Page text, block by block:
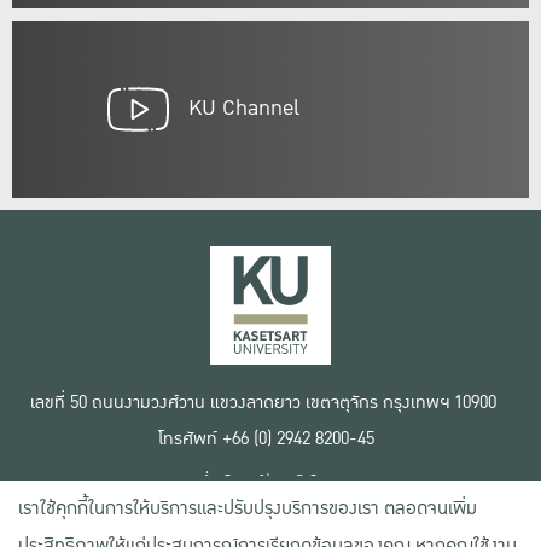
KU Channel
เลขที่ 50 ถนนงามวงศ์วาน แขวงลาดยาว เขตจตุจักร กรุงเทพฯ 10900
โทรศัพท์ +66 (0) 2942 8200-45
เงื่อนไขการใช้งานเว็บไซต์
ข้อตกลงด้านสิทธิ์ใช้งาน
นโยบายความเป็นส่วนตัว
เราใช้คุกกี้ในการให้บริการและปรับปรุงบริการของเรา ตลอดจนเพิ่ม